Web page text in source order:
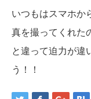
いつもはスマホか
真を撮ってくれた
と違って迫力が違
う！！